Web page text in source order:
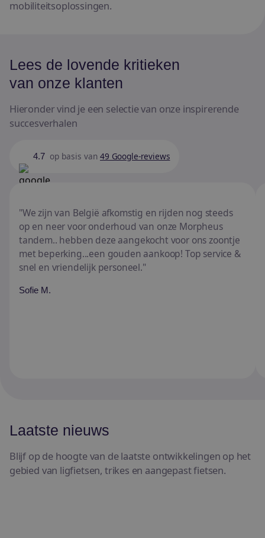
mobiliteitsoplossingen.
Lees de lovende kritieken
van onze klanten
Hieronder vind je een selectie van onze inspirerende
succesverhalen
4.7 op basis van 49 Google-reviews
We zijn van België afkomstig en rijden nog steeds
op en neer voor onderhoud van onze Morpheus
tandem.. hebben deze aangekocht voor ons zoontje
met beperking...een gouden aankoop! Top service &
snel en vriendelijk personeel.
Sofie M.
Laatste nieuws
Blijf op de hoogte van de laatste ontwikkelingen op het
gebied van ligfietsen, trikes en aangepast fietsen.